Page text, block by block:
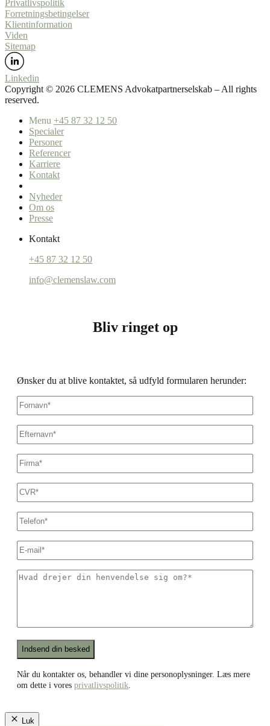
Privatlivspolitik
Forretningsbetingelser
Klientinformation
Viden
Sitemap
Linkedin
Copyright ©️ 2026 CLEMENS Advokatpartnerselskab – All rights
reserved.
Menu +45 87 32 12 50
Specialer
Personer
Referencer
Karriere
Kontakt
Nyheder
Om os
Presse
Kontakt
+45 87 32 12 50
info@clemenslaw.com
Bliv ringet op
Ønsker du at blive kontaktet, så udfyld formularen herunder:
Fornavn*
Efternavn*
Firmanavn
CVR*
Dit
telefonnummer
E-
mail*
Hvad
om?
*Recaptcha
Når du kontakter os, behandler vi dine personoplysninger. Læs mere
om dette i vores privatlivspolitik
Luk